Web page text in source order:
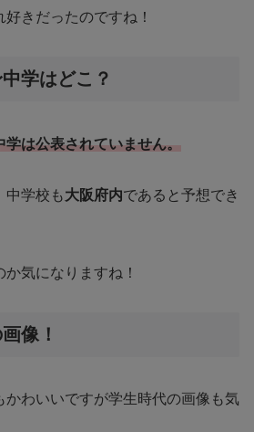
きだったのですね！
学はどこ？
学は公表されていません。
中学校も大阪府内であると予想でき
気になりますね！
像！
かわいいですが学生時代の画像も気